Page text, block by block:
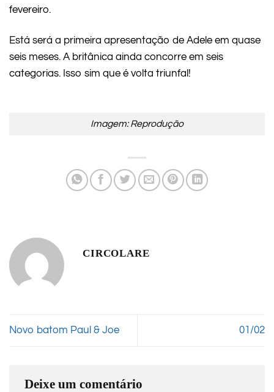
fevereiro.
Está será a primeira apresentação de Adele em quase
seis meses. A britânica ainda concorre em seis
categorias. Isso sim que é volta triunfal!
Imagem: Reprodução
CIRCOLARE
Novo batom Paul & Joe 01/02
Deixe um comentário